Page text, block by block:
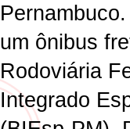
um ônibus
Rodoviária
Integrado